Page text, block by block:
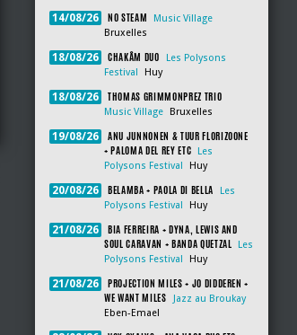
14/08/26 NO STEAM
Music Village
Bruxelles
18/08/26 CHAKÂM DUO
Les Polysons
Festival
Huy
18/08/26 THOMAS GRIMMONPREZ TRIO
Music Village Bruxelles
19/08/26
ANU JUNNONEN & TUUR FLORIZOONE
+ PALOMA DEL REY ETC
Les
Polysons Festival
Huy
20/08/26 BELAMBA + PAOLA DI BELLA
Les
Polysons Festival
Huy
21/08/26
BIA FERREIRA + DYNA, LEWIS AND
SOUL CARAVAN + BANDA QUETZAL
Les
Polysons Festival
Huy
21/08/26
PROJECTION MILES + JO DIDDEREN +
WE WANT MILES
Jazz au Broukay
Eben-Emael